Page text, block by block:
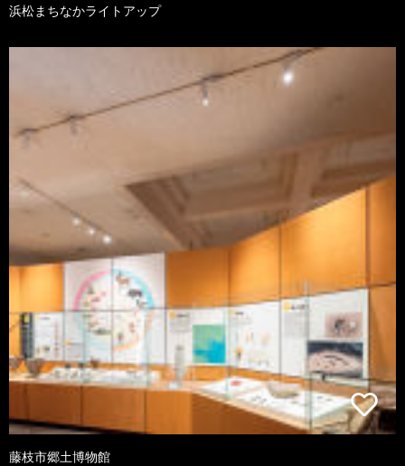
浜松まちなかライトアップ
藤枝市郷土博物館